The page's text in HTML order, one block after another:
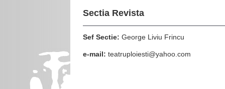
Sectia Revista
Sef Sectie: George Liviu Frincu
e-mail: teatruploiesti@yahoo.com